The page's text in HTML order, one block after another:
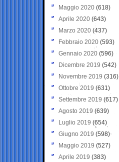
Maggio 2020 (618)
Aprile 2020 (643)
Marzo 2020 (437)
Febbraio 2020 (593)
Gennaio 2020 (596)
Dicembre 2019 (542)
Novembre 2019 (316)
Ottobre 2019 (631)
Settembre 2019 (617)
Agosto 2019 (639)
Luglio 2019 (654)
Giugno 2019 (598)
Maggio 2019 (527)
Aprile 2019 (383)